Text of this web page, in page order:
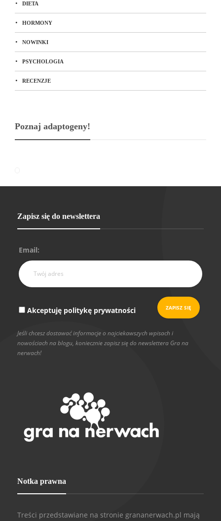
DIETA
HORMONY
NOWINKI
PSYCHOLOGIA
RECENZJE
Poznaj adaptogeny!
Zapisz się do newslettera
Email:
Akceptuję politykę prywatności
Jeśli chcesz dostawać informacje o najciekawszych wpisach i
nowościach na blogu, koniecznie zapisz się do newslettera Gra na
nerwach!
Notka prawna
Treści przedstawiane na stronie grananerwach.pl mają